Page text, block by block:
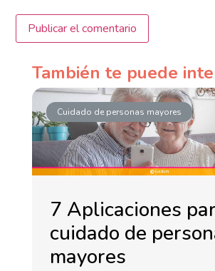
También te puede
Cuidado de personas mayores
7 Aplicaciones
cuidado de
mayores